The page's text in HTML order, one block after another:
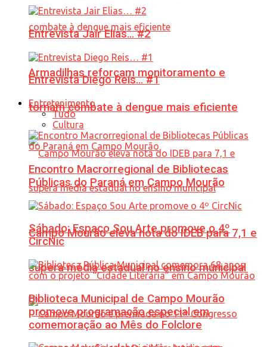
Armadilhas reforçam monitoramento e
tornam combate à dengue mais eficiente
Campo Mourão eleva nota do IDEB para 7,1 e
supera média estadual no ensino municipal
Entrevista Jair Elias… #2
Entrevista Diego Reis… #1
Entretenimento
Tudo
Cultura
Encontro Macrorregional de Bibliotecas
Públicas do Paraná em Campo Mourão
Sábado: Espaço Sou Arte promove o 4º
CircNic
Biblioteca Municipal de Campo Mourão
promove programação especial em
comemoração ao Mês do Folclore